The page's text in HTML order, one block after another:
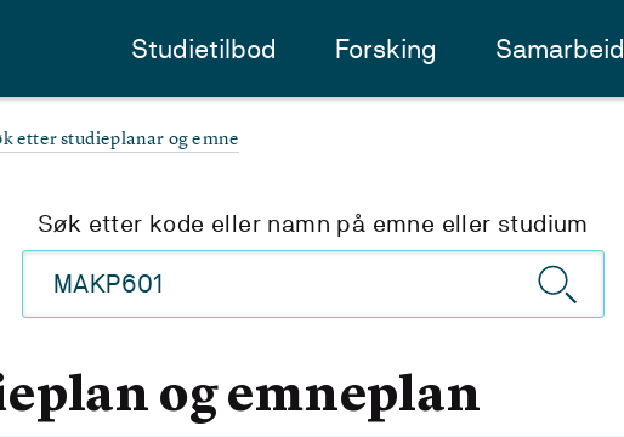
Studietilbod Forsking Samarbeid
etter studieplanar og emne
Søk etter kode eller namn på emne eller studium
og emneplan